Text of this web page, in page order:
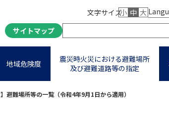
文字サイズ小 中 大
サイトマップ
地域危険度
震災時火災における避難場所
及び避難道路等の指定
】避難場所等の一覧（令和4年9月1日から適用）